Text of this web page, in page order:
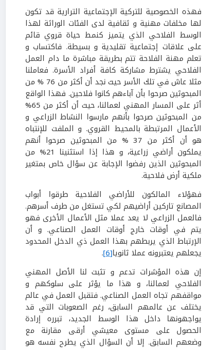
فهذه الخصوصية للتركية الإجتماعية الترارية قد تكون
لها مخلفات مهنية و ثقافية لدى الفئات الوراثة لهذا
الوسط الفلاحي الذي يتميز كنمط حياة قروي قائم
على علاقات إجتماعية تقليدية و بسيطة. فاكتساب و
تعلم مهنة الفلاحة تتم بطريقة مباشرة ما دام العمل
الفلاحي يشترط مشاركة كافة أفراد الأسرة. فعاملنا
مثلا عاش في تلك الأسر حيث نجد أن أكثر من 76 % من
المبحوثين صرحوا بأن آباءهم كانوا فلاحين. فهذا الواقع
أثر على المسار المهني لعمالنا، حيث أن أكثر من 65%
من المبحوثين صرحوا بأنهم مارسوا النشاط الزراعي و
الأعمال المرتبطة بالمحيط القروي. و الملفت للإنتباه
هو أن أكثر من 37 % من المبحوثين صرحوا أنهم
يملكون أراضي زراعية، و هذا إذا استثنينا 21% من
المبحوثين الذين رفضوا الإجابة عن سؤال خاص بمتغير
ملكية أرض فلاحية.
فهؤلاء المالكون للأراضي الفلاحية طرقوا أبواب
المصانع تاركين أراضيهم لكي تستغل من طرف أسرهم.
فالعمل الزراعي لا يعد عملا مثل الأعمال الأخرى فهو
يتم في أوقات خارج أوقات العمل الصناعي. و أن
الإرتباط الذي يربطهم بهذا العمل ذي الدخل المحدود
يجعلهم يعتبرونه عملا ثانويا[6]
.
إن هذه المؤشرات تدعم و تثبت لنا الأصل المهني
الفلاحي لعمالنا، و هذا ما يؤثر على سلوكهم و
مواقفهم تجاه العمل الصناعي. فتقبل العمل في عالم
يختلف عن عالمهم السابق، رغم الصعوبات التي قد
يواجهونها داخل هذا الوسط الجديد، تبرره إرادة
الحصول على مستوى معيشي أرقى مقارنة مع
وضعهم السابق. إلا أن السؤال الذي يطرح نفسه هو